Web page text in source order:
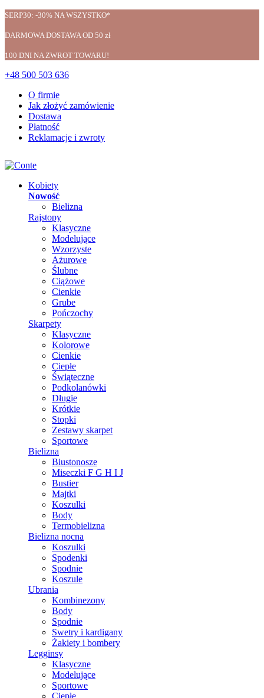
SERP30: -30% NA WSZYSTKO*
DARMOWA DOSTAWA OD 50 zł
100 DNI NA ZWROT TOWARU!
+48 500 503 636
O firmie
Jak złożyć zamówienie
Dostawa
Płatność
Reklamacje i zwroty
Kobiety
Nowość
Bielizna
Rajstopy
Klasyczne
Modelujące
Wzorzyste
Ażurowe
Ślubne
Ciążowe
Cienkie
Grube
Pończochy
Skarpety
Klasyczne
Kolorowe
Cienkie
Ciepłe
Świąteczne
Podkolanówki
Długie
Krótkie
Stopki
Zestawy skarpet
Sportowe
Bielizna
Biustonosze
Miseczki F G H I J
Bustier
Majtki
Koszulki
Body
Termobielizna
Bielizna nocna
Koszulki
Spodenki
Spodnie
Koszule
Ubrania
Kombinezony
Body
Spodnie
Swetry i kardigany
Żakiety i bombery
Legginsy
Klasyczne
Modelujące
Sportowe
Ciepłe